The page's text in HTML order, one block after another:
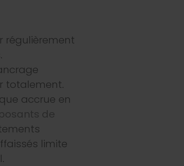
régulièrement
totalement.
accrue en
limite